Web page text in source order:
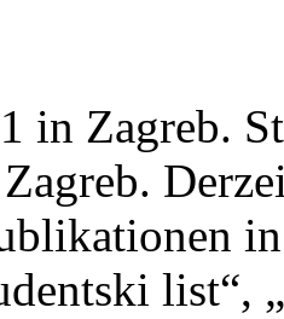
in Zagreb.
list“,